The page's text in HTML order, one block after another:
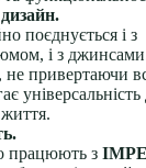
поєднується і з
і з
не привертаючи
універсальність
працюють з